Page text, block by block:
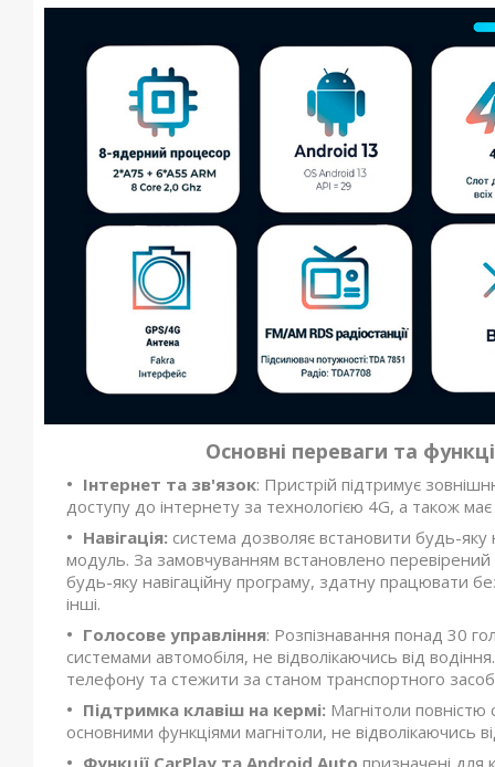
Основні переваги та
Інтернет та зв'язок: Пристрій підтримує
доступу до інтернету за технологією 4G, а також
Навігація: система дозволяє встановити будь-яку
модуль. За замовчуванням встановлено
будь-яку навігаційну програму, здатну працювати
інші.
Голосове управління: Розпізнавання понад 30
системами автомобіля, не відволікаючись від
телефону та стежити за станом транспортного
Підтримка клавіш на кермі: Магнітоли повністю
основними функціями магнітоли, не відволікаючись
Функції CarPlay та Android Auto призначені для